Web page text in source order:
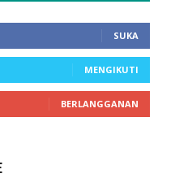
SUKA
MENGIKUTI
BERLANGGANAN